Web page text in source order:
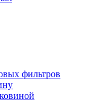
фильтров